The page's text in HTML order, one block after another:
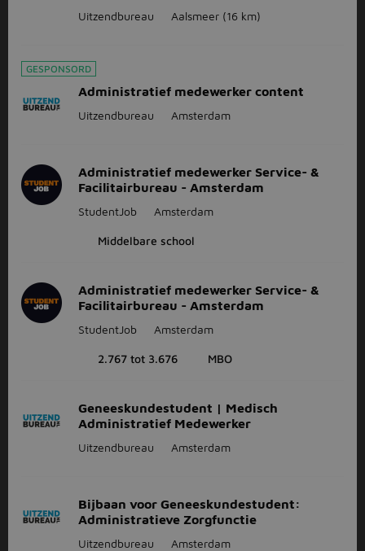
Uitzendbureau Aalsmeer (16 km)
GESPONSORD
Administratief medewerker content
Uitzendbureau Amsterdam
Administratief medewerker Service- &
Facilitairbureau - Amsterdam
StudentJob Amsterdam
Middelbare school
Administratief medewerker Service- &
Facilitairbureau - Amsterdam
StudentJob Amsterdam
2.767 tot 3.676 MBO
Geneeskundestudent | Medisch
Administratief Medewerker
Uitzendbureau Amsterdam
Bijbaan voor Geneeskundestudent:
Administratieve Zorgfunctie
Uitzendbureau Amsterdam